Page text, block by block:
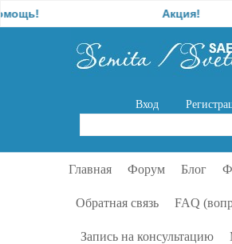
Вход
Главная Форум Блог
Обратная связь FAQ
Запись на консультацию